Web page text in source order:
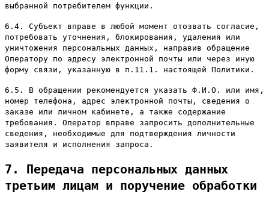
выбранной потребителем функции.
6.4. Субъект вправе в любой момент отозвать согласие,
потребовать уточнения, блокирования, удаления или
уничтожения персональных данных, направив обращение
Оператору по адресу электронной почты или через иную
форму связи, указанную в п.11.1. настоящей Политики.
6.5. В обращении рекомендуется указать Ф.И.О. или имя,
номер телефона, адрес электронной почты, сведения о
заказе или личном кабинете, а также содержание
требования. Оператор вправе запросить дополнительные
сведения, необходимые для подтверждения личности
заявителя и исполнения запроса.
7. Передача персональных данных
третьим лицам и поручение обработки